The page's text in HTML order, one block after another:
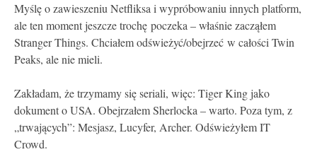
Myślę o zawieszeniu Netfliksa i wypróbowaniu innych platform,
ale ten moment jeszcze trochę poczeka – właśnie zacząłem
Stranger Things. Chciałem odświeżyć/obejrzeć w całości Twin
Peaks, ale nie mieli.
Zakładam, że trzymamy się seriali, więc: Tiger King jako
dokument o USA. Obejrzałem Sherlocka – warto. Poza tym, z
„trwających”: Mesjasz, Lucyfer, Archer. Odświeżyłem IT
Crowd.